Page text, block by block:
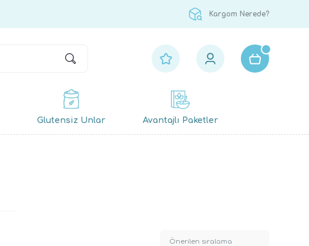
Kargom Nerede?
Glutensiz Unlar Avantajlı Paketler